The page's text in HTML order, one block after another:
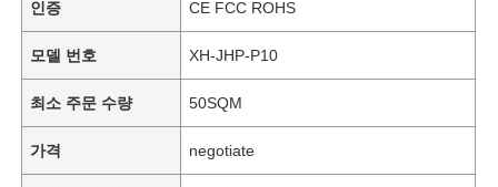
인증 CE FCC ROHS
모델 번호 XH-JHP-P10
최소 주문 수량 50SQM
가격 negotiate